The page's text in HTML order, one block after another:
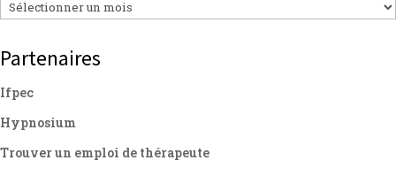
Partenaires
Ifpec
Hypnosium
Trouver un emploi de thérapeute